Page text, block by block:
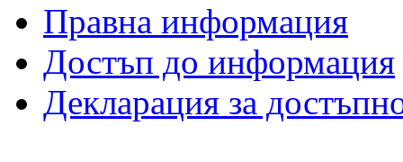
Правна информация
Достъп до информация
Декларация за